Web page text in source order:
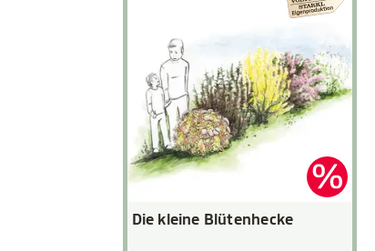
Die kleine Blütenhecke